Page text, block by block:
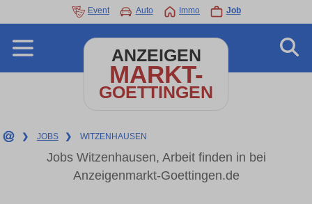
Event Auto Immo Job
ANZEIGEN
MARKT-
GOETTINGEN
❯ JOBS ❯ WITZENHAUSEN
Jobs Witzenhausen, Arbeit finden in bei
Anzeigenmarkt-Goettingen.de